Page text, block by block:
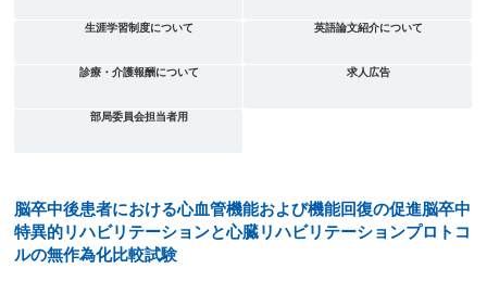
生涯学習制度について 英語論文紹介について
診療・介護報酬について 求人広告
部局委員会担当者用
脳卒中後患者における心血管機能および機能回復の促進脳卒中
特異的リハビリテーションと心臓リハビリテーションプロトコ
ルの無作為化比較試験